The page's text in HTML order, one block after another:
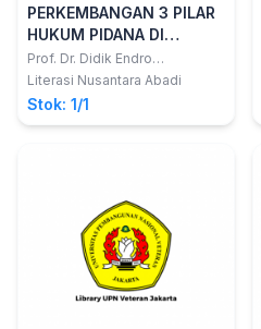
PERKEMBANGAN 3 PILAR
HUKUM PIDANA DI
INDONESIA
Prof. Dr. Didik Endro
Purwoleksono, S.H., M.H.
Literasi Nusantara Abadi
Stok: 1/1